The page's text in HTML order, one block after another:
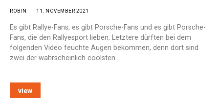
ROBIN 11. NOVEMBER 2021
Es gibt Rallye-Fans, es gibt Porsche-Fans und es gibt Porsche-
Fans, die den Rallyesport lieben. Letztere dürften bei dem
folgenden Video feuchte Augen bekommen, denn dort sind
zwei der wahrscheinlich coolsten…
view